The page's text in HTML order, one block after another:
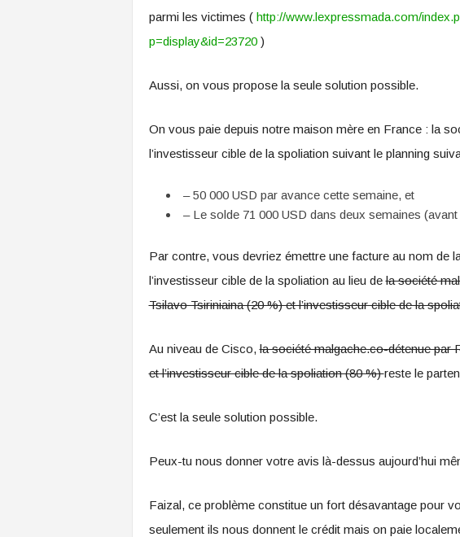
parmi les victimes ( http://www.lexpressmada.com/
p=display&id=23720)
Aussi, on vous propose la seule solution possible.
On vous paie depuis notre maison mère en France : la
l’investisseur cible de la spoliation suivant le planning
– 50 000 USD par avance cette semaine, et
– Le solde 71 000 USD dans deux semaines
Par contre, vous devriez émettre une facture au nom de
l’investisseur cible de la spoliation au lieu dela société
Tsilavo Tsiriniaina (20 %) et l’investisseur cible de la
Au niveau de Cisco,la société malgache.co-détenue par
et l’investisseur cible de la spoliation (80 %)reste le
C’est la seule solution possible.
Peux-tu nous donner votre avis là-dessus aujourd’hui
Faizal, ce problème constitue un fort désavantage pour
seulement ils nous donnent le crédit mais on paie